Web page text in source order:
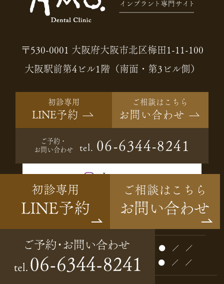
〒530-0001 大阪府大阪市北区梅田1-11-100
大阪駅前第4ビル1階（南面・第3ビル側）
初診専用
LINE予約
ご相談はこちら
お問い合わせ
ご予約・
お問い合わせ
tel. 06-6344-8241
Instagram
月
10:00～13:00 ● ● ● ● ／ ／
14:30～19:00 ● ● ● ● ● ／ ／